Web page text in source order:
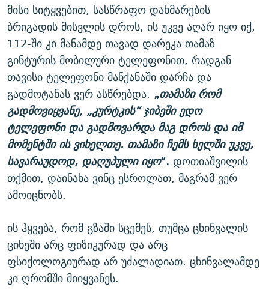
მისი სიტყვებით, სასწრაფო დახმარების
ბრიგადის მისვლის დროს, ის უკვე აღარ იყო იქ,
112-ში კი მანამდე თავად დარეკა თამაზ
გინტურის მობილური ტელეფონით, რადგან
თავისი ტელეფონი მანქანაში დარჩა და
გადმოტანას ვერ ასწრებდა. „თამაზი რომ
გადმოვიყვანე, „კურტკის“ ჯიბეში ედო
ტელეფონი და გადმოვარდა მაგ დროს და იმ
მომენტში ის ვიხელთე. თამაზი ჩემს ხელში უკვე,
სავარაუდოდ, დაღუპული იყო“. დოთიაშვილის
თქმით, დაინახა ვინც ესროლათ, მაგრამ ვერ
ამოიცნობს.
ის ჰყვება, რომ გზაში სცემეს, თუმცა ცხინვალის
ციხეში არც ფიზიკურად და არც
ფსიქოლოგიურად არ უძალადიათ. ცხინვალამდე
კი ღრომში მიიყვანეს.